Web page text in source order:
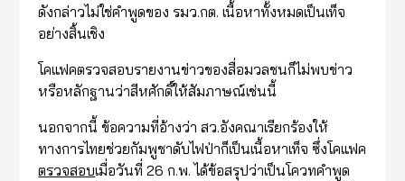
ดังกล่าวไม่ใช่คำพูดของ รมว.กต. เนื้อหาทั้งหมดเป็นเท็จ
อย่างสิ้นเชิง
โคแฟคตรวจสอบรายงานข่าวของสื่อมวลชนก็ไม่พบข่าว
หรือหลักฐานว่าสีหศักดิ์ให้สัมภาษณ์เช่นนี้
นอกจากนี้ ข้อความที่อ้างว่า สว.อังคณาเรียกร้องให้
ทางการไทยช่วยกัมพูชาดับไฟป่าก็เป็นเนื้อหาเท็จ ซึ่งโคแฟค
ตรวจสอบเมื่อวันที่ 26 ก.พ. ได้ข้อสรุปว่าเป็นโควทคำพูด